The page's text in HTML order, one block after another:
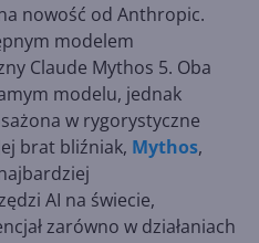
nowość od Anthropic.
modelem
Claude Mythos 5. Oba
modelu, jednak
w rygorystyczne
brat bliźniak, Mythos,
AI na świecie,
zarówno w działaniach